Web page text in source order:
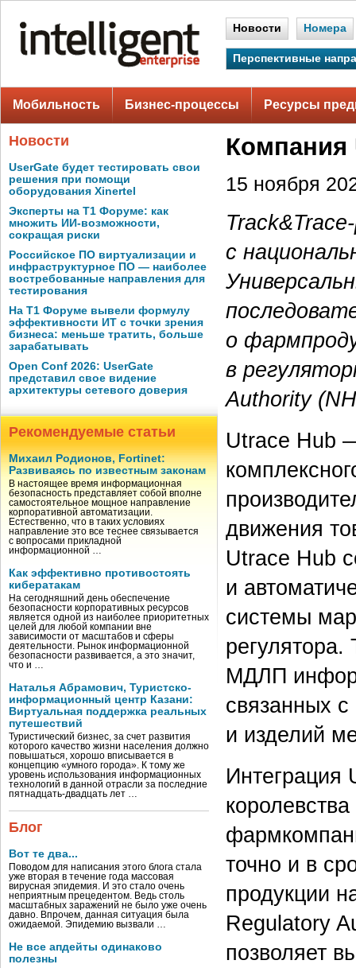
Новости Номера
Перспективные
Мобильность Бизнес-процессы Ресурсы
Новости
UserGate будет тестировать свои
решения при помощи
оборудования Xinertel
Эксперты на Т1 Форуме: как
множить ИИ-возможности,
сокращая риски
Российское ПО виртуализации и
инфраструктурное ПО — наиболее
востребованные направления для
тестирования
На Т1 Форуме вывели формулу
эффективности ИТ с точки зрения
бизнеса: меньше тратить, больше
зарабатывать
Open Conf 2026: UserGate
представил свое видение
архитектуры сетевого доверия
Рекомендуемые статьи
Михаил Родионов, Fortinet:
Развиваясь по известным законам
В настоящее время информационная
безопасность представляет собой вполне
самостоятельное мощное направление
корпоративной автоматизации.
Естественно, что в таких условиях
направление это все теснее связывается
с вопросами прикладной
информационной …
Как эффективно противостоять
кибератакам
На сегодняшний день обеспечение
безопасности корпоративных ресурсов
является одной из наиболее приоритетных
целей для любой компании вне
зависимости от масштабов и сферы
деятельности. Рынок информационной
безопасности развивается, а это значит,
что и …
Наталья Абрамович, Туристско-
информационный центр Казани:
Виртуальная поддержка реальных
путешествий
Туристический бизнес, за счет развития
которого качество жизни населения должно
повышаться, хорошо вписывается в
концепцию «умного города». К тому же
уровень использования информационных
технологий в данной отрасли за последние
пятнадцать-двадцать лет …
Блог
Вот те два...
Поводом для написания этого блога стала
уже вторая в течение года массовая
вирусная эпидемия. И это стало очень
неприятным прецедентом. Ведь столь
масштабных заражений не было уже очень
давно. Впрочем, данная ситуация была
ожидаемой. Эпидемию вызвали …
Не все апдейты одинаково
полезны
Компания
15 ноября
с
о
в
Authority
Utrace Hub
движения
Utrace Hub
и
системы
МДЛП
связанных
и изделий
Интеграция
точно и в
продукции
Regulatory
позволяет